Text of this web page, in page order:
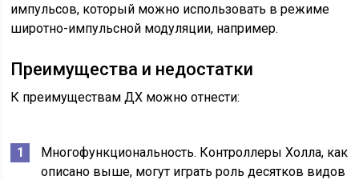
импульсов, который можно использовать в режиме
широтно-импульсной модуляции, например.
Преимущества и недостатки
К преимуществам ДХ можно отнести:
Многофункциональность. Контроллеры Холла, как
описано выше, могут играть роль десятков видов